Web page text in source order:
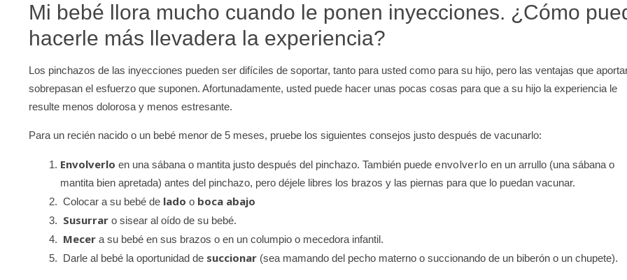
Mi bebé llora mucho cuando le ponen inyecciones. ¿Cómo
hacerle más llevadera la experiencia?
Los pinchazos de las inyecciones pueden ser difíciles de soportar, tanto para usted como para su hijo, pero las ventajas que
sobrepasan el esfuerzo que suponen. Afortunadamente, usted puede hacer unas pocas cosas para que a su hijo la experiencia le
resulte menos dolorosa y menos estresante.
Para un recién nacido o un bebé menor de 5 meses, pruebe los siguientes consejos justo después de vacunarlo:
Envolverlo en una sábana o mantita justo después del pinchazo. También puede envolverlo en un arrullo (una sábana o
mantita bien apretada) antes del pinchazo, pero déjele libres los brazos y las piernas para que lo puedan vacunar.
Colocar a su bebé de lado o boca abajo
Susurrar o sisear al oído de su bebé.
Mecer a su bebé en sus brazos o en un columpio o mecedora infantil.
Darle al bebé la oportunidad de succionar (sea mamando del pecho materno o succionando de un biberón o un chupete).